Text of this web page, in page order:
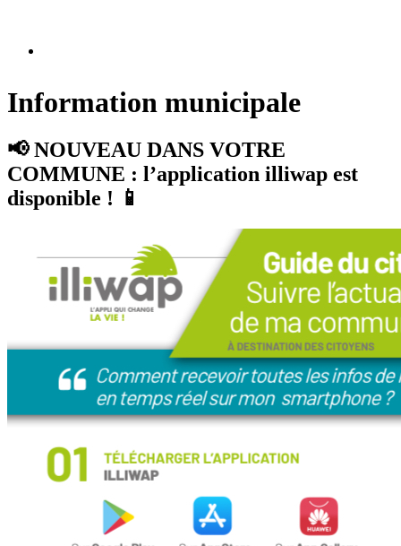
Information municipale
📢 NOUVEAU DANS VOTRE
COMMUNE : l’application illiwap est
disponible ! 📱